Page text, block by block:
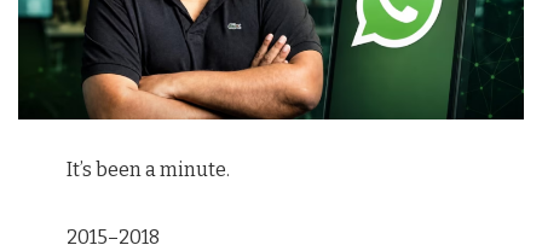
It’s been a minute.
2015–2018